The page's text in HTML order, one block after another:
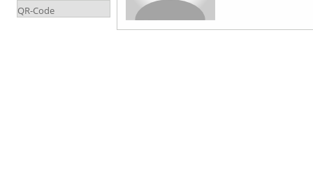
QR-Code